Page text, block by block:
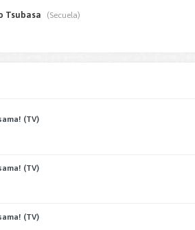
Tsubasa (Secuela)
(TV)
(TV)
(TV)